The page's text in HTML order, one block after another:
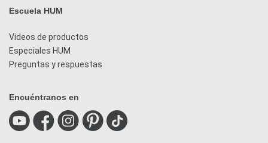
Escuela HUM
Videos de productos
Especiales HUM
Preguntas y respuestas
Encuéntranos en